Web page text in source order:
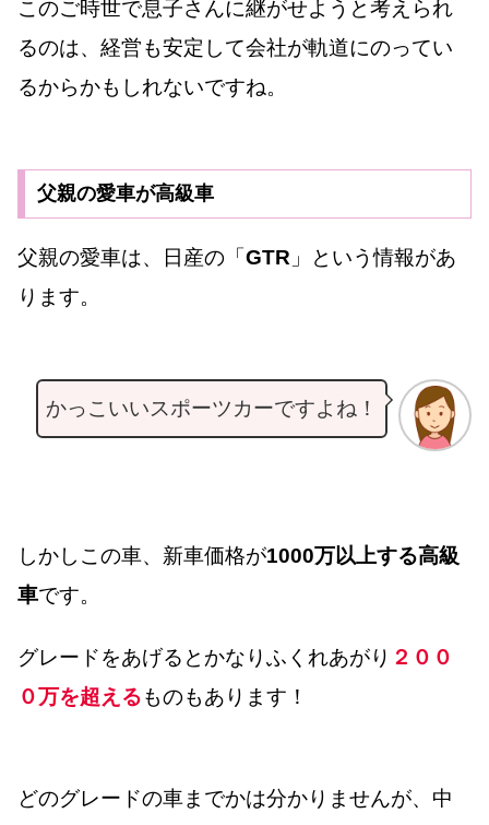
このご時世で息子さんに継がせようと考えられ
るのは、経営も安定して会社が軌道にのってい
るからかもしれないですね。
父親の愛車が高級車
父親の愛車は、日産の「 GTR 」という情報があ
ります。
かっこいいスポーツカーですよね！
しかしこの車、新車価格が1000万以上する高級
車です。
グレードをあげるとかなりふくれあがり ２００
０万を超えるものもあります！
どのグレードの車までかは分かりませんが、中